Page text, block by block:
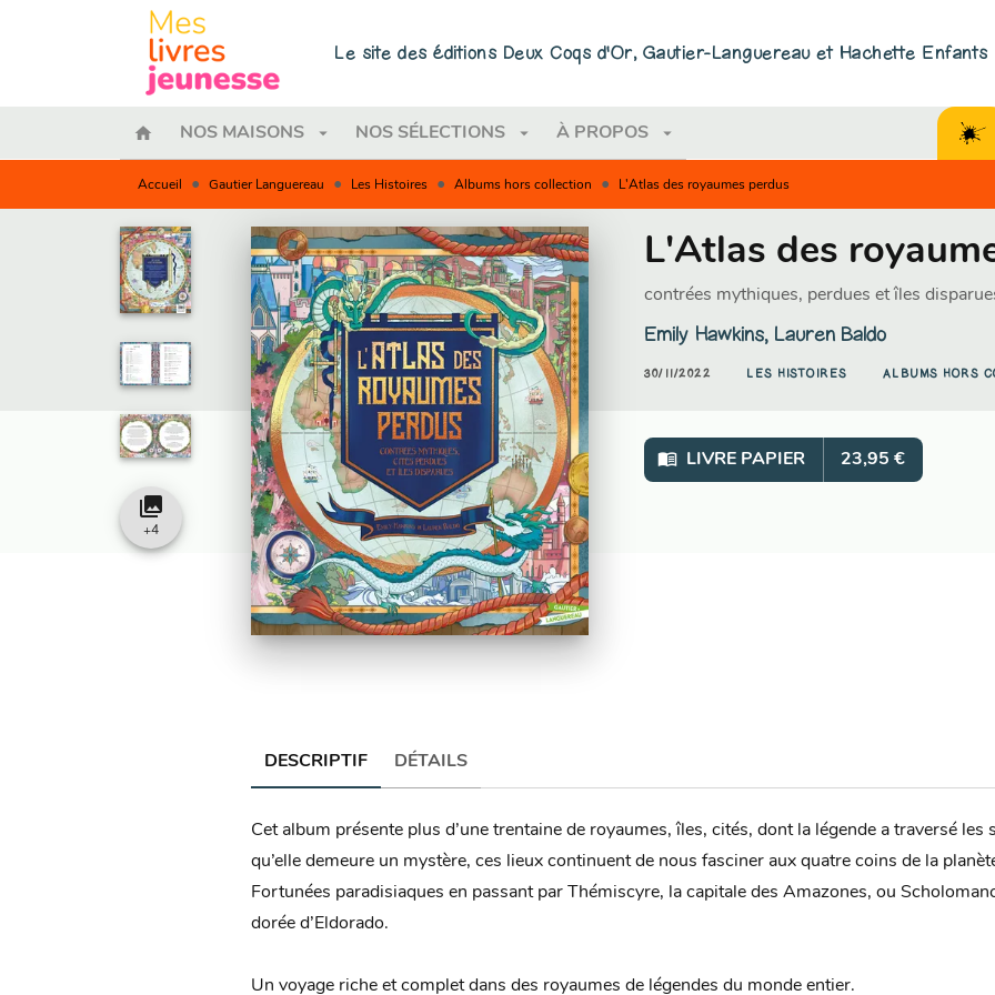
MENU
Le site des éditions Deux Coqs d'Or, Gautier-Languereau et Hachette Enfants
home NOS MAISONS arrow_drop_down NOS SÉLECTIONS arrow_drop_down À PROPOS arrow_drop_down
Accueil • Gautier Languereau • Les Histoires • Albums hors collection • L'Atlas des royaumes perdus
L'Atlas des
contrées mythiques, perdues et îles
Emily Hawkins, Lauren Baldo
30/11/2022 LES HISTOIRES ALBUMS HORS
menu_book LIVRE PAPIER 23,95 €
collections
+4
DESCRIPTIF DÉTAILS
Cet album présente plus d’une trentaine de royaumes, îles, cités, dont la légende a traversé les
qu’elle demeure un mystère, ces lieux continuent de nous fasciner aux quatre coins de la
Fortunées paradisiaques en passant par Thémiscyre, la capitale des Amazones, ou
dorée d’Eldorado.
Un voyage riche et complet dans des royaumes de légendes du monde entier.